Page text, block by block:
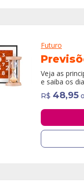
Futuro
Veja as
e saiba os
R$ 48,95